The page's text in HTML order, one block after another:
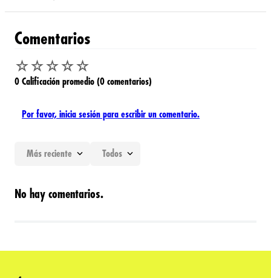
Comentarios
☆☆☆☆☆
0 Calificación promedio (0 comentarios)
Por favor, inicia sesión para escribir un comentario.
Más reciente Todos
No hay comentarios.